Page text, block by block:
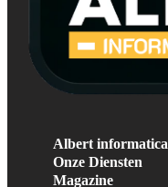
Albert informatica
Onze Diensten
Magazine